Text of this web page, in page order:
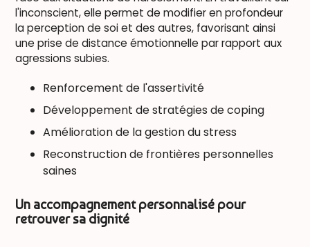
l'inconscient, elle permet de modifier en profondeur
la perception de soi et des autres, favorisant ainsi
une prise de distance émotionnelle par rapport aux
agressions subies.
Renforcement de l'assertivité
Développement de stratégies de coping
Amélioration de la gestion du stress
Reconstruction de frontières personnelles
saines
Un accompagnement personnalisé pour
retrouver sa dignité